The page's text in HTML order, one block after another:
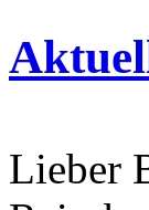
Lieber